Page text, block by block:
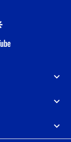
google
youtube-